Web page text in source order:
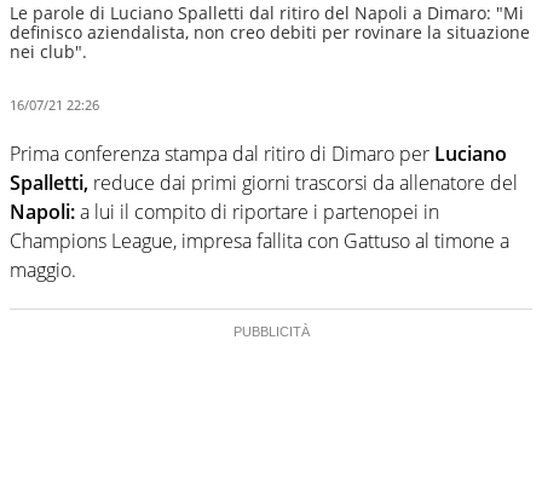
Le parole di Luciano Spalletti dal ritiro del Napoli a Dimaro: "Mi
definisco aziendalista, non creo debiti per rovinare la situazione
nei club".
16/07/21 22:26
Prima conferenza stampa dal ritiro di Dimaro per Luciano
Spalletti, reduce dai primi giorni trascorsi da allenatore del
Napoli:a lui il compito di riportare i partenopei in
Champions League, impresa fallita con Gattuso al timone a
maggio.